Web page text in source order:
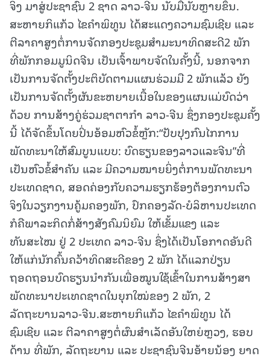
ຈິງ ມາສູ່ປະຊາຊົນ 2 ຊາດ ລາວ-ຈີນ ນັບມື້ນັບຫຼາຍຂຶ້ນ.
ສະຫາຍກິແກ້ວ ໄຂຄໍາພິທູນ ໄດ້ສະແດງຄວາມຊົມເຊີຍ ແລະ
ຕີລາຄາສູງຕໍ່ການຈັດກອງປະຊຸມສໍາມະນາທິດສະດີ2 ພັກ
ທີ່ພັກກອມມູນິດຈີນ ເປັນເຈົ້າພາບຈັດໃນຄັ້ງນີ້, ນອກຈາກ
ເປັນການຈັດຕັ້ງປະຕິບັດຕາມແຜນຮ່ວມມື 2 ພັກແລ້ວ ຍັງ
ເປັນການຈັດຕັ້ງຜັນຂະຫຍາຍເນື້ອໃນຂອງແຜນແມ່ບົດວ່າ
ດ້ວຍ ການສ້າງຄູ່ຮ່ວມຊາຕາກໍາ ລາວ-ຈີນ ຊຶ່ງກອງປະຊຸມຄັ້ງ
ນີ້ ໄດ້ຈັດຂຶ້ນໂດຍປິ່ນອ້ອມຫົວຂໍ້ຫຼັກ:“ປັບປຸງກົນໄກການ
ພັດທະນາໃຫ້ສົມບູນແບບ: ບົດຮຽນຂອງລາວແລະຈີນ”ທີ່
ເປັນຫົວຂໍ້ສໍາຄັນ ແລະ ມີຄວາມໝາຍຍິ່ງຕໍ່ການພັດທະນາ
ປະເທດຊາດ, ສອດຄ່ອງກັບຄວາມຮຽກຮ້ອງຕ້ອງການຕົວ
ຈິງໃນວຽກງານຄູ້ມຄອງພັກ, ປົກຄອງລັດ-ບໍລິຫານປະເທດ
ກໍຄືພາລະກິດກໍ່ສ້າງສັງຄົມນິຍົມ ໃຫ້ເຂັ້ມແຂງ ແລະ
ທັນສະໄໝ ຢູ່ 2 ປະເທດ ລາວ-ຈີນ ຊຶ່ງໄດ້ເປັນໂອກາດອັນດີ
ໃຫ້ແກ່ນັກຄົ້ນຄວ້າທິດສະດີຂອງ 2 ພັກ ໄດ້ແລກປ່ຽນ
ຖອດຖອນບົດຮຽນນໍາກັນເພື່ອໝູນໃຊ້ເຂົ້າໃນການສ້າງສາ
ພັດທະນາປະເທດຊາດໃນຍຸກໃໝ່ຂອງ 2 ພັກ, 2
ລັດຖະບານລາວ-ຈີນ.ສະຫາຍກິແກ້ວ ໄຂຄໍາພິທູນ ໄດ້
ຊົມເຊີຍ ແລະ ຕີລາຄາສູງຕໍ່ຜົນສໍາເລັດອັນໃຫຍ່ຫຼວງ, ຮອບ
ດ້ານ ທີ່ພັກ, ລັດຖະບານ ແລະ ປະຊາຊົນຈີນອ້າຍນ້ອງ ຍາດ